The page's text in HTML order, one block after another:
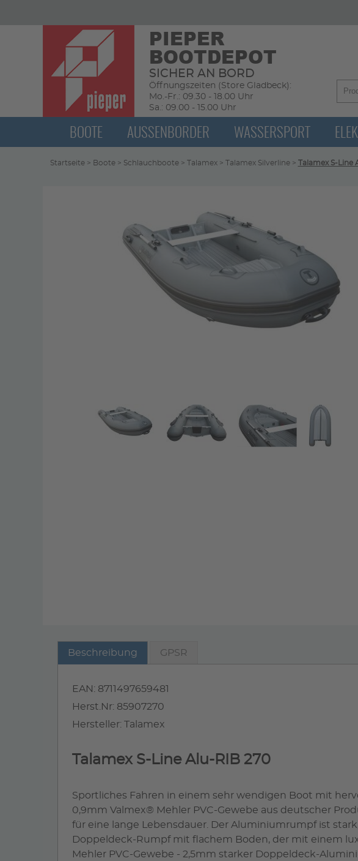
PIEPER
BOOTDEPOT
SICHER AN BORD
Öffnungszeiten (Store Gladbeck):
Mo.-Fr.: 09.30 - 18.00 Uhr
Sa.: 09.00 - 15.00 Uhr
BOOTE AUSSENBORDER WASSERSPORT
Startseite> Boote> Schlauchboote> Talamex> Talamex Silverline> Talamex S-Line
Beschreibung GPSR
EAN: 8711497659481
Herst.Nr: 85907270
Hersteller: Talamex
Talamex S-Line Alu-RIB 270
Sportliches Fahren in einem sehr wendigen Boot mit
0,9mm Valmex® Mehler PVC-Gewebe aus deutscher
für eine lange Lebensdauer. Der Aluminiumrumpf ist
Doppeldeck-Rumpf mit flachem Boden, der mit einem
Mehler PVC-Gewebe - 2,5mm starker Doppeldeck-